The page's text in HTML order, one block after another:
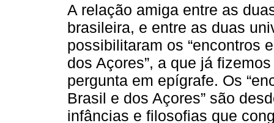
A relação amiga entre as
brasileira, e entre as duas
possibilitaram os “encontros
dos Açores”, a que já
pergunta em epígrafe. Os
Brasil e dos Açores” são
infâncias e filosofias que